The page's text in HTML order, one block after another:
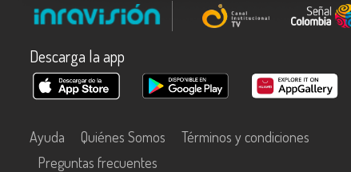
Descarga la app
Ayuda Quiénes Somos
Términos y condiciones
Preguntas frecuentes